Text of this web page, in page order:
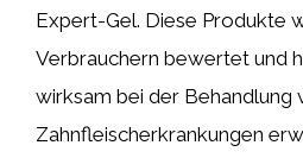
Expert-Gel. Diese Produkte
Verbrauchern bewertet und
wirksam bei der Behandlung
Zahnfleischerkrankungen